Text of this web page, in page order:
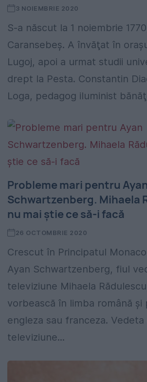
3 NOIEMBRIE 2020
S-a născut la 1 noiembrie
Caransebeş. A învăţat în
Lugoj, apoi a urmat studii
drept la Pesta. Constantin
Loga, pedagog iluminist
Probleme mari pentru
Schwartzenberg. Mihaela
nu mai știe ce să-i facă
26 OCTOMBRIE 2020
Crescut în Principatul
Ayan Schwartzenberg, fiul
televiziune Mihaela
vorbească în limba română și
engleza sau franceza. Vedeta
televiziune...